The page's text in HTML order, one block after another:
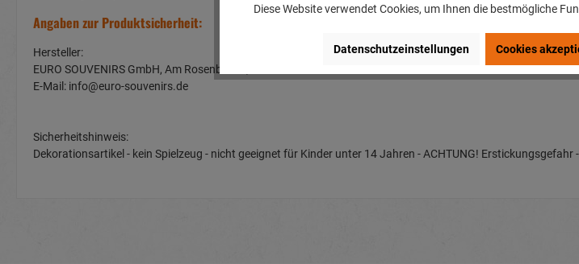
Angaben zur Produktsicherheit:
Hersteller:
EURO SOUVENIRS GmbH, Am Rosenbühl 2, 91466 Gerhardshofen/DEUTSCHLAND
E-Mail: info@euro-souvenirs.de
Sicherheitshinweis:
Dekorationsartikel - kein Spielzeug - nicht geeignet für Kinder unter 14 Jahren - ACHTUNG! Erstickungsgefahr
Diese Website verwendet Cookies, um Ihnen die bestmögliche
Datenschutzeinstellungen Cookies